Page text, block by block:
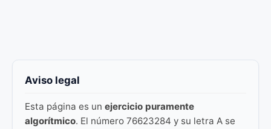
Aviso legal
Esta página es un ejercicio puramente
algorítmico. El número 76623284 y su letra A se